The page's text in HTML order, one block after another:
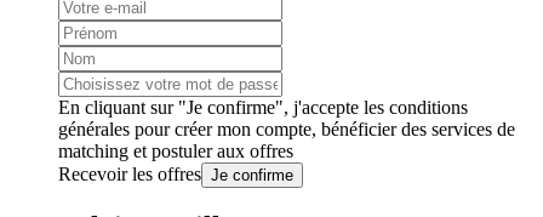
En cliquant sur "Je confirme", j'accepte les conditions
générales pour créer mon compte, bénéficier des services de
matching et postuler aux offres
Recevoir les offres Je confirme